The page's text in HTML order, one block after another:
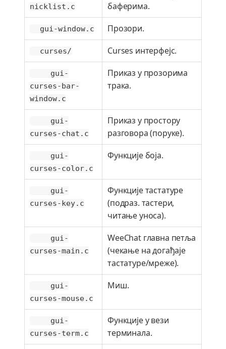
nicklist.c
баферима.
gui-window.c Прозори.
curses/ Curses интерфејс.
gui-
curses-bar-
window.c
Приказ у прозорима
трака.
gui-
curses-chat.c
Приказ у простору
разговора (поруке).
gui-
curses-color.c
Функције боја.
gui-
curses-key.c
Функције тастатуре
(подраз. тастери,
читање уноса).
gui-
curses-main.c
WeeChat главна петља
(чекање на догађаје
тастатуре/мреже).
gui-
curses-mouse.c
Миш.
gui-
curses-term.c
Функције у вези
терминала.